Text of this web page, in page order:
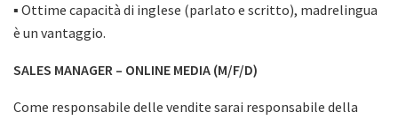
▪ Ottime capacità di inglese (parlato e scritto), madrelingua
è un vantaggio.
SALES MANAGER – ONLINE MEDIA (M/F/D)
Come responsabile delle vendite sarai responsabile della